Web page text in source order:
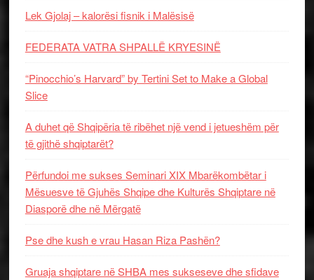
Lek Gjolaj – kalorësi fisnik i Malësisë
FEDERATA VATRA SHPALLË KRYESINË
“Pinocchio’s Harvard” by Tertini Set to Make a Global
Slice
A duhet që Shqipëria të ribëhet një vend i jetueshëm për
të gjithë shqiptarët?
Përfundoi me sukses Seminari XIX Mbarëkombëtar i
Mësuesve të Gjuhës Shqipe dhe Kulturës Shqiptare në
Diasporë dhe në Mërgatë
Pse dhe kush e vrau Hasan Riza Pashën?
Gruaja shqiptare në SHBA mes sukseseve dhe sfidave